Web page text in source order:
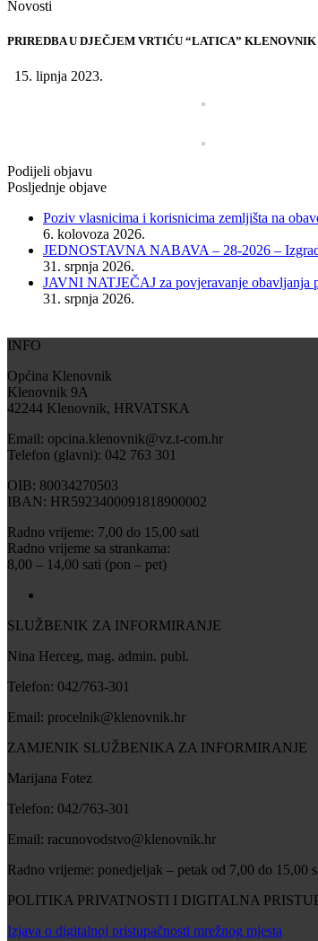
Novosti
PRIREDBA U DJEČJEM VRTIĆU “LATICA” KLENOVNIK
15. lipnja 2023.
Podijeli objavu
Posljednje objave
Poziv vlasnicima i korisnicima zemljišta na
6. kolovoza 2026.
JEDNOSTAVNA NABAVA – 28-2026 –
31. srpnja 2026.
JAVNI NATJEČAJ za povjeravanje obavljanja
31. srpnja 2026.
INFO
Općina Klenovnik
Klenovnik 9A
42244 Klenovnik, HRVATSKA
Email: opcina.klenovnik@vz.t-com.hr
Telefon (glavni): 042 763 301
OIB: 80034270503
IBAN: HR5923400091818900002
Radno vrijeme: 7,00 do 15,00 sati
Radno vrijeme sa strankama:
8,00 – 14,00 sati (pon – pet)
SLUŽBENIK ZA INFORMIRANJE
Nina Herceg, mag. admin. publ.
Telefon: 042/763-301
Email: procelnik@klenovnik.hr
ZAMJENIK SLUŽBENIKA ZA INFORMIRANJE
Marijana Fotez
Telefon: 042/763-301
Email: racunovodstvo@klenovnik.hr
Radno vrijeme: ponedjeljak – petak od 7,00 do 15,00
POLITIKA PRIVATNOSTI I DIGITALNA
Izjava o digitalnoj pristupačnosti mrežnog mjesta